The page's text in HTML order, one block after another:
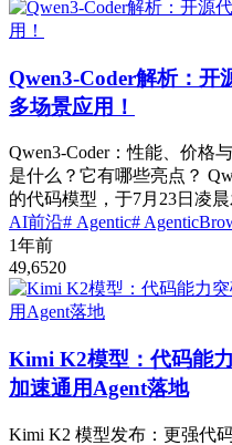
Qwen3-Coder解析：开
多场景应用！
Qwen3-Coder：性能、价格
是什么？它有哪些亮点？
的代码模型，于7月23日凌
AI前沿# Agentic#
1年前
49,6520
Kimi K2模型：代码能
加速通用Agent落地
Kimi K2 模型发布：更强代